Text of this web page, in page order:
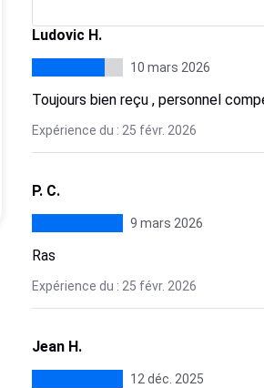
Ludovic H.
10 mars 2026
Toujours bien reçu , personnel
Expérience du : 25 févr. 2026
P. C.
9 mars 2026
Ras
Expérience du : 25 févr. 2026
Jean H.
12 déc. 2025